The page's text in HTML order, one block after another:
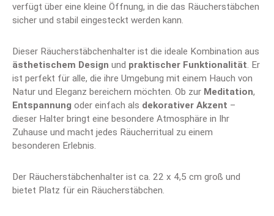
verfügt über eine kleine Öffnung, in die das Räucherstäbchen
sicher und stabil eingesteckt werden kann.
Dieser Räucherstäbchenhalter ist die ideale Kombination aus
ästhetischem Design und praktischer Funktionalität. Er
ist perfekt für alle, die ihre Umgebung mit einem Hauch von
Natur und Eleganz bereichern möchten. Ob zur Meditation,
Entspannung oder einfach als dekorativer Akzent –
dieser Halter bringt eine besondere Atmosphäre in Ihr
Zuhause und macht jedes Räucherritual zu einem
besonderen Erlebnis.
Der Räucherstäbchenhalter ist ca. 22 x 4,5 cm groß und
bietet Platz für ein Räucherstäbchen.